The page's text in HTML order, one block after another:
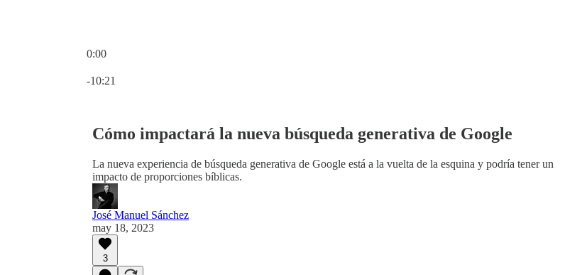
0:00
-10:21
Cómo impactará la nueva búsqueda generativa de Google
La nueva experiencia de búsqueda generativa de Google está a la vuelta de la esquina y podría tener un
impacto de proporciones bíblicas.
José Manuel Sánchez
may 18, 2023
3